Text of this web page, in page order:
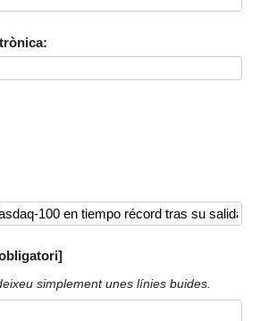
simplement unes línies buides.